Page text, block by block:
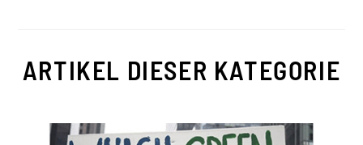
ARTIKEL DIESER KATEGORIE